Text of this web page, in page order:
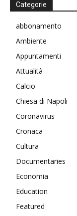
Categorie
abbonamento
Ambiente
Appuntamenti
Attualità
Calcio
Chiesa di Napoli
Coronavirus
Cronaca
Cultura
Documentaries
Economia
Education
Featured